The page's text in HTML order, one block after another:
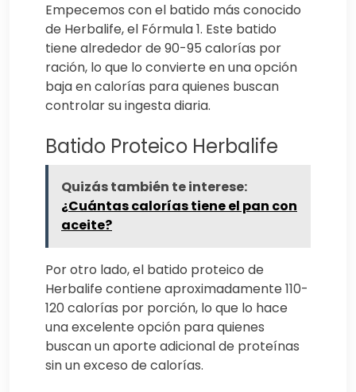
Empecemos con el batido más conocido
de Herbalife, el Fórmula 1. Este batido
tiene alrededor de 90-95 calorías por
ración, lo que lo convierte en una opción
baja en calorías para quienes buscan
controlar su ingesta diaria.
Batido Proteico Herbalife
Quizás también te interese:
¿Cuántas calorías tiene el pan con
aceite?
Por otro lado, el batido proteico de
Herbalife contiene aproximadamente 110-
120 calorías por porción, lo que lo hace
una excelente opción para quienes
buscan un aporte adicional de proteínas
sin un exceso de calorías.